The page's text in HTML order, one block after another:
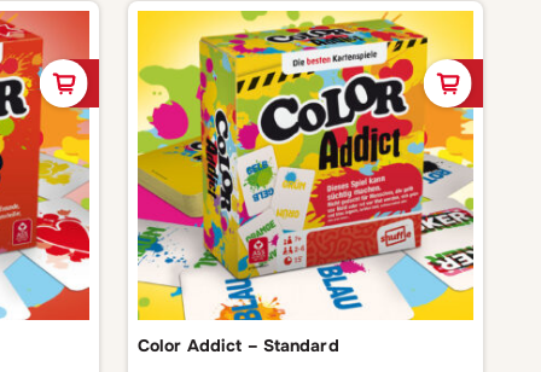
In den Warenkorb
Color Addict – Standard